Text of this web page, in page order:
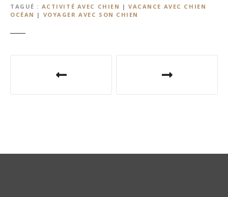
TAGUÉ
ACTIVITÉ AVEC CHIEN |VACANCE AVEC CHIEN
OCÉAN | VOYAGER AVEC SON CHIEN